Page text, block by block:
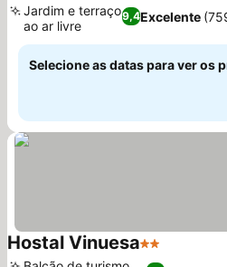
9,4Excelente
Jardim e terraço
ao ar livre
Selecione as datas para ver os
Hostal Vinuesa2 Estrelas